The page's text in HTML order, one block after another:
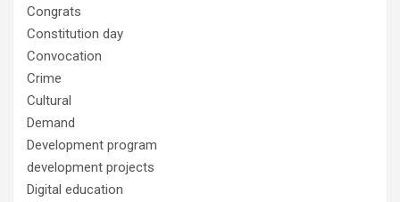
Congrats
Constitution day
Convocation
Crime
Cultural
Demand
Development program
development projects
Digital education